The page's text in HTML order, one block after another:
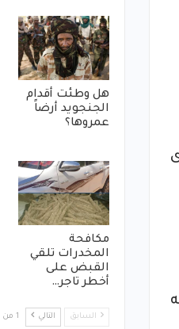
هل وطئت أقدام
الجنجويد أرضاً
عمروها؟
مكافحة
المخدرات تلقي
القبض على
أخطر تاجر…
السابق التالي 1 من 377